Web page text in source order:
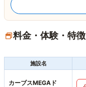
料金・体験・特
施設名
カーブスMEGAド